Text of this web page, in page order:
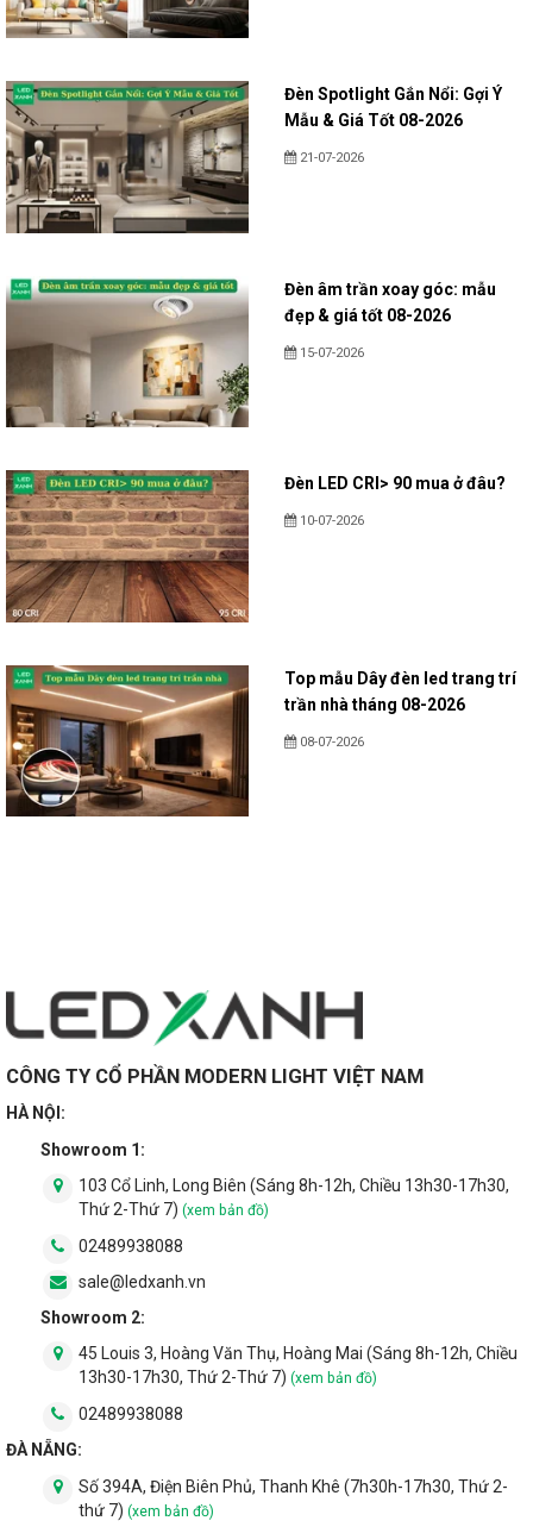
Đèn Spotlight Gắn Nổi: Gợi Ý
Mẫu & Giá Tốt 08-2026
21-07-2026
Đèn âm trần xoay góc: mẫu
đẹp & giá tốt 08-2026
15-07-2026
Đèn LED CRI> 90 mua ở đâu?
10-07-2026
Top mẫu Dây đèn led trang trí
trần nhà tháng 08-2026
08-07-2026
CÔNG TY CỔ PHẦN MODERN LIGHT VIỆT NAM
HÀ NỘI:
Showroom 1:
103 Cổ Linh, Long Biên (Sáng 8h-12h, Chiều 13h30-17h30,
Thứ 2-Thứ 7) (xem bản đồ)
02489938088
sale@ledxanh.vn
Showroom 2:
45 Louis 3, Hoàng Văn Thụ, Hoàng Mai (Sáng 8h-12h, Chiều
13h30-17h30, Thứ 2-Thứ 7) (xem bản đồ)
02489938088
ĐÀ NẴNG:
Số 394A, Điện Biên Phủ, Thanh Khê (7h30h-17h30, Thứ 2-
thứ 7) (xem bản đồ)